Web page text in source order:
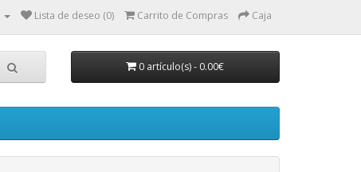
Lista de deseo (0) Carrito de Compras Caja
0 artículo(s) - 0.00€